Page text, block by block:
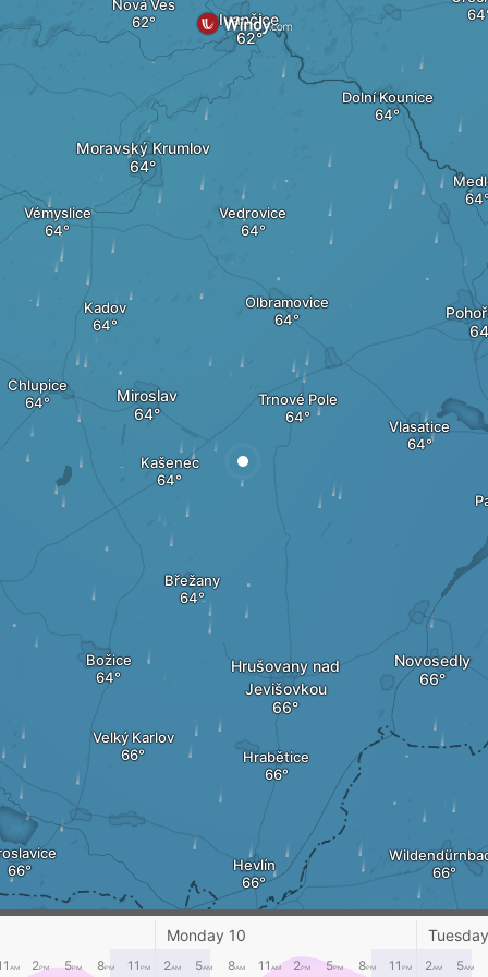
Božice
Břežany
Kašenec
Novosedly
Hrušovany nad
Jevišovkou
Miroslav
Kadov
Chlupice
Vémyslice
Olbramovice
Vedrovice
Vlasatice
Trnové Pole
Velký Karlov
Laa an der Thaya
Hevlín
Hrabětice
Nová Ves
Moravský Krumlov
Ivančice
Dolní Kounice
Monday 10
AM 2PM 5PM 8PM 11 PM 2AM 5AM 8AM 11 AM 2PM 5PM 8PM 11 PM 2AM 5AM